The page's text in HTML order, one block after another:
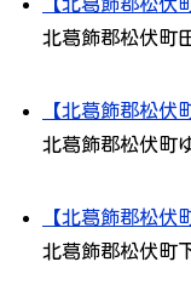
【北葛飾郡松伏
北葛飾郡松伏町
【北葛飾郡松
北葛飾郡松伏町
【北葛飾郡松伏
北葛飾郡松伏町